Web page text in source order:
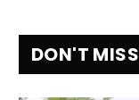
DON'T MISS